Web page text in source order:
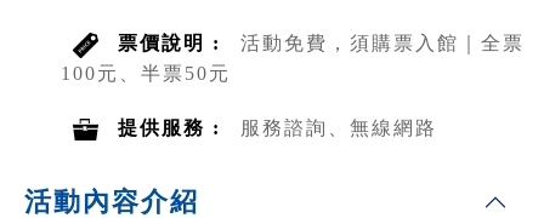
票價說明 :
活動免費，須購票入館｜全票
100元、半票50元
提供服務 : 服務諮詢、無線網路
活動內容介紹